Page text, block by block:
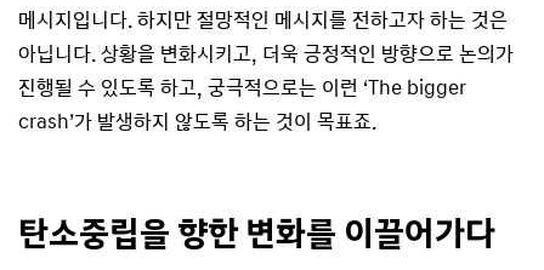
메시지입니다. 하지만 절망적인 메시지를 전하고자 하는 것은
아닙니다. 상황을 변화시키고, 더욱 긍정적인 방향으로 논의가
진행될 수 있도록 하고, 궁극적으로는 이런 ‘The bigger
crash’가 발생하지 않도록 하는 것이 목표죠.
탄소중립을 향한 변화를 이끌어가다